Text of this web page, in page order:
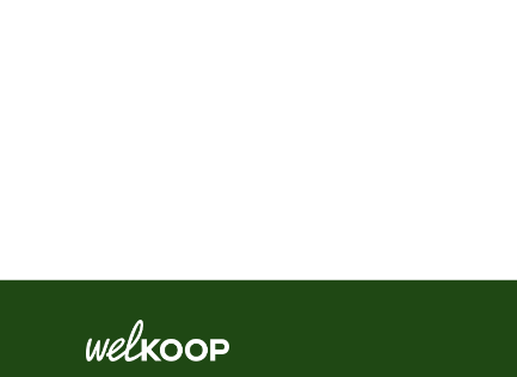
Functionele eigenschappen